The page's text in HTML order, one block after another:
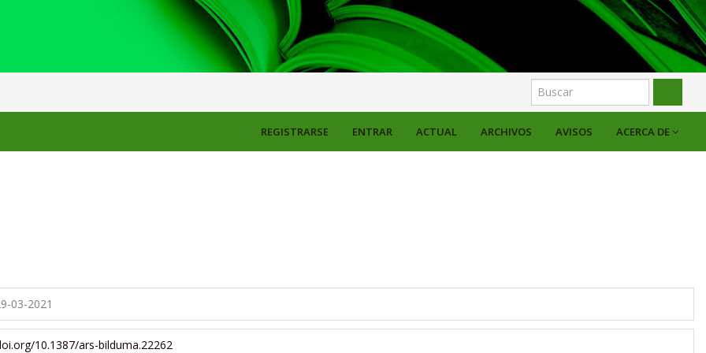
ACTUAL ARCHIVOS AVISOS ACERCA DE
REGISTRARSE ENTRAR
03-2021
10.1387/ars-bilduma.22262